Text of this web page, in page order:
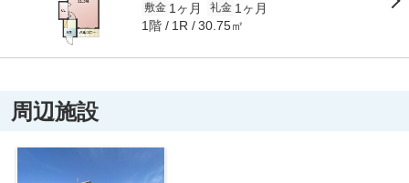
敷金 1ヶ月 礼金 1ヶ月
1階 1R 30.75㎡
周辺施設